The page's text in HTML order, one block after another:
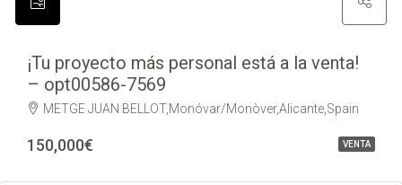
VENTA
¡Tu proyecto más personal está a la venta!
– opt00586-7569
METGE JUAN BELLOT,Monóvar/Monòver,Alicante,Spain
150,000€